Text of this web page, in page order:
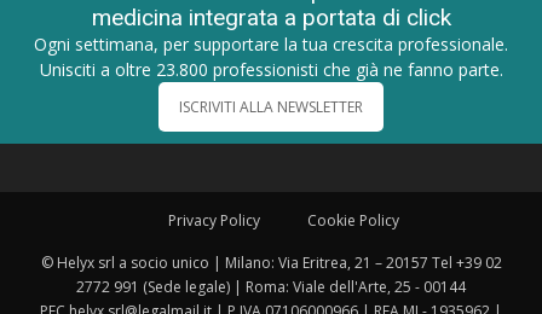
medicina integrata a portata di click
Ogni settimana, per supportare la tua crescita professionale.
Unisciti a oltre 23.800 professionisti che già ne fanno parte.
ISCRIVITI ALLA NEWSLETTER
Privacy Policy Cookie Policy
© Helyx srl a socio unico | Milano: Via Eritrea, 21 – 20157 Tel +39 02
2772 991 (Sede legale) | Roma: Viale dell'Arte, 25 - 00144